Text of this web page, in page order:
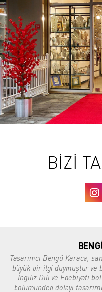
BİZİ
Tasarımcı Bengü Karaca,
büyük bir ilgi duymuştur ve
İngiliz Dili ve Edebiyatı
bölümünden dolayı